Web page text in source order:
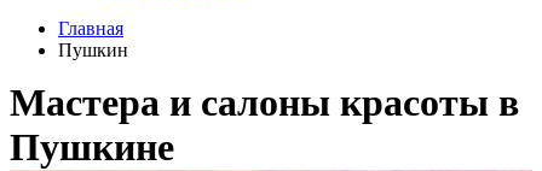
Главная
Пушкин
Мастера и салоны красоты в
Пушкине